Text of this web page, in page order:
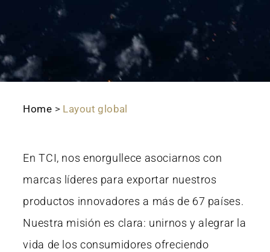
Home > Layout global
En TCI, nos enorgullece asociarnos con
marcas líderes para exportar nuestros
productos innovadores a más de 67 países.
Nuestra misión es clara: unirnos y alegrar la
vida de los consumidores ofreciendo